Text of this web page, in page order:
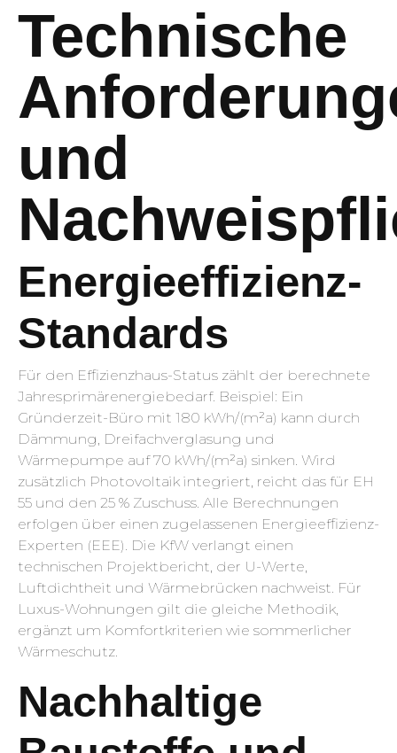
Technische
und
Energieeffizienz-
Standards
Für den Effizienzhaus-Status zählt der berechnete
Jahres­primär­energie­bedarf. Beispiel: Ein
Gründerzeit-Büro mit 180 kWh/(m²a) kann durch
Dämmung, Dreifach­verglasung und
Wärmepumpe auf 70 kWh/(m²a) sinken. Wird
zusätzlich Photovoltaik integriert, reicht das für EH
55 und den 25 % Zuschuss. Alle Berechnungen
erfolgen über einen zugelassenen Energie­effizienz-
Experten (EEE). Die KfW verlangt einen
technischen Projektbericht, der U-Werte,
Luftdichtheit und Wärmebrücken nachweist. Für
Luxus-Wohnungen gilt die gleiche Methodik,
ergänzt um Komfort­kriterien wie sommerlicher
Wärmeschutz.
Nachhaltige